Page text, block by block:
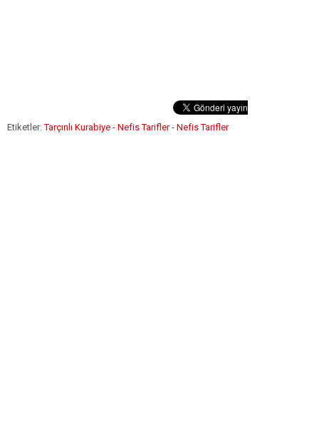
Etiketler: Tarçınlı Kurabiye - Nefis Tarifler - Nefis Tarifler